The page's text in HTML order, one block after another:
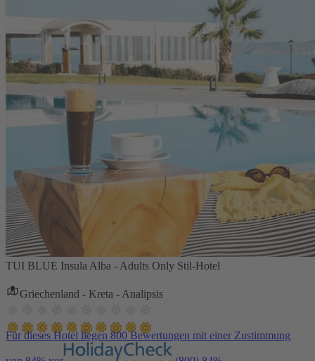
TUI BLUE Insula Alba - Adults Only Stil-Hotel
Griechenland - Kreta - Analipsis
Für dieses Hotel liegen 800 Bewertungen mit einer Zustimmung